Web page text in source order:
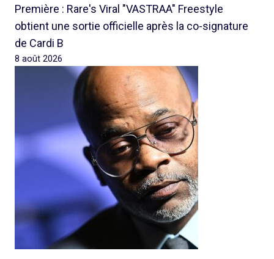
Première : Rare's Viral "VASTRAA" Freestyle
obtient une sortie officielle après la co-signature
de Cardi B
8 août 2026